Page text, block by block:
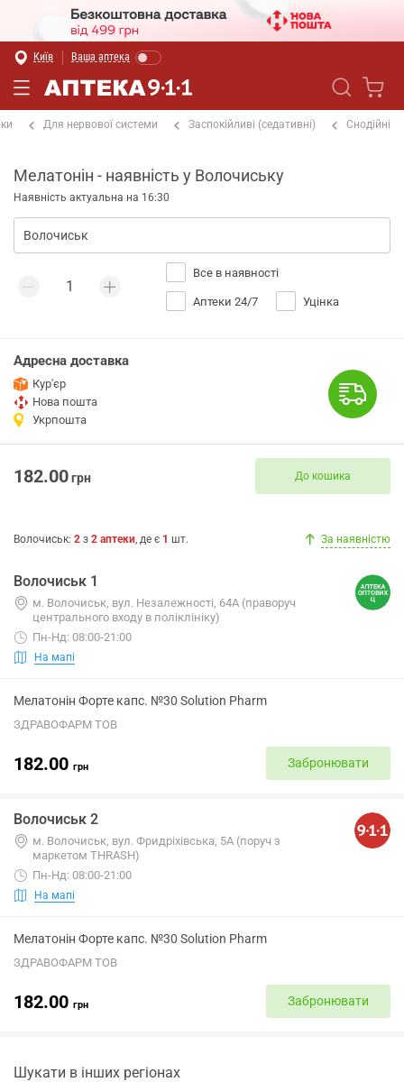
Київ Ваша аптека
Для нервової системи Заспокійливі (седативні) Снодійні
Мелатонін - наявність у Волочиську
Наявність актуальна на 16:30
Все в наявності
Аптеки 24/7 Уцінка
Адресна доставка
Кур'єр
Нова пошта
Укрпошта
182.00грн До кошика
Волочиськ: 2 з 2 аптеки, де є 1 шт. За наявністю
Волочиськ 1
м. Волочиськ, вул. Незалежності, 64А (праворуч
центрального входу в поліклініку)
Пн-Нд: 08:00-21:00
На мапі
Мелатонін Форте капс. №30 Solution Pharm
ЗДРАВОФАРМ ТОВ
182.00 грн Забронювати
Волочиськ 2
м. Волочиськ, вул. Фридріхівська, 5А (поруч з
маркетом THRASH)
Пн-Нд: 08:00-21:00
На мапі
Мелатонін Форте капс. №30 Solution Pharm
ЗДРАВОФАРМ ТОВ
182.00 грн Забронювати
Шукати в інших регіонах